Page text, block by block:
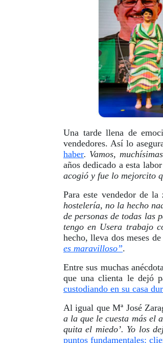
Una tarde llena de
vendedores. Así lo
haber. Vamos,
años dedicado a esta
acogió y fue lo mejorcito
Para este vendedor de
hostelería, no la hecho
de personas de todas las
tengo en Usera trabajo
hecho, lleva dos meses
es maravilloso”.
Entre sus muchas
que una clienta le dejó
custodiando en su casa
Al igual que Mª José
a la que le cuesta más el
quita el miedo’. Yo los
puntos fundamentales: